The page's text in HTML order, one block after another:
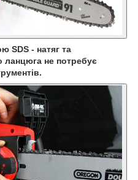
SDS - натяг та
ланцюга не потребує